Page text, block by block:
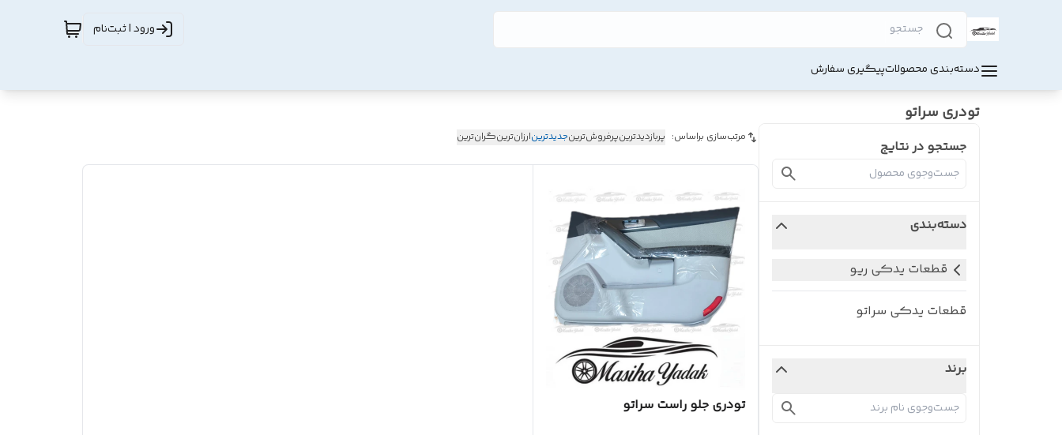
ورود | ثبت‌نام
دسته‌بندی محصولاتپیگیری سفارش
تودری سراتو
جستجو در نتایج
دسته‌بندی
قطعات یدکی ریو
قطعات یدکی سراتو
برند
مرتب‌سازی براساس: پربازدیدترینپرفروش‌ترینجدیدترینارزان‌ترینگران‌ترین
تودری جلو راست سراتو